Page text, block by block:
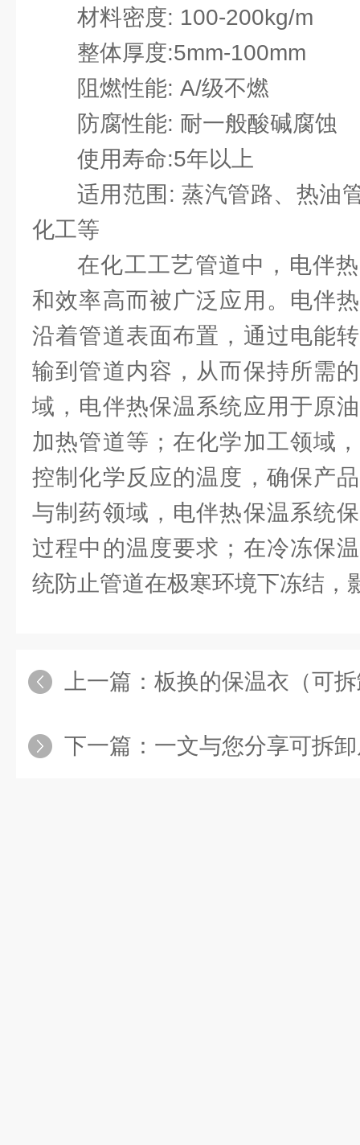
材料密度: 100-200kg/m
整体厚度:5mm-100mm
阻燃性能: A/级不燃
防腐性能: 耐一般酸碱腐蚀
使用寿命:5年以上
适用范围: 蒸汽管路、热油
化工等
在化工工艺管道中，电伴
和效率高而被广泛应用。电伴
沿着管道表面布置，通过电能
输到管道内容，从而保持所需
域，电伴热保温系统应用于原
加热管道等；在化学加工领域
控制化学反应的温度，确保产
与制药领域，电伴热保温系统
过程中的温度要求；在冷冻保
统防止管道在极寒环境下冻结，
上一篇： 板换的保温衣（可
下一篇： 一文与您分享可拆卸反应釜罐体